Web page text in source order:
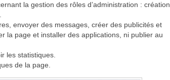
la gestion des rôles d’administration : création
envoyer des messages, créer des publicités et
la page et installer des applications, ni publier au
les statistiques.
de la page.